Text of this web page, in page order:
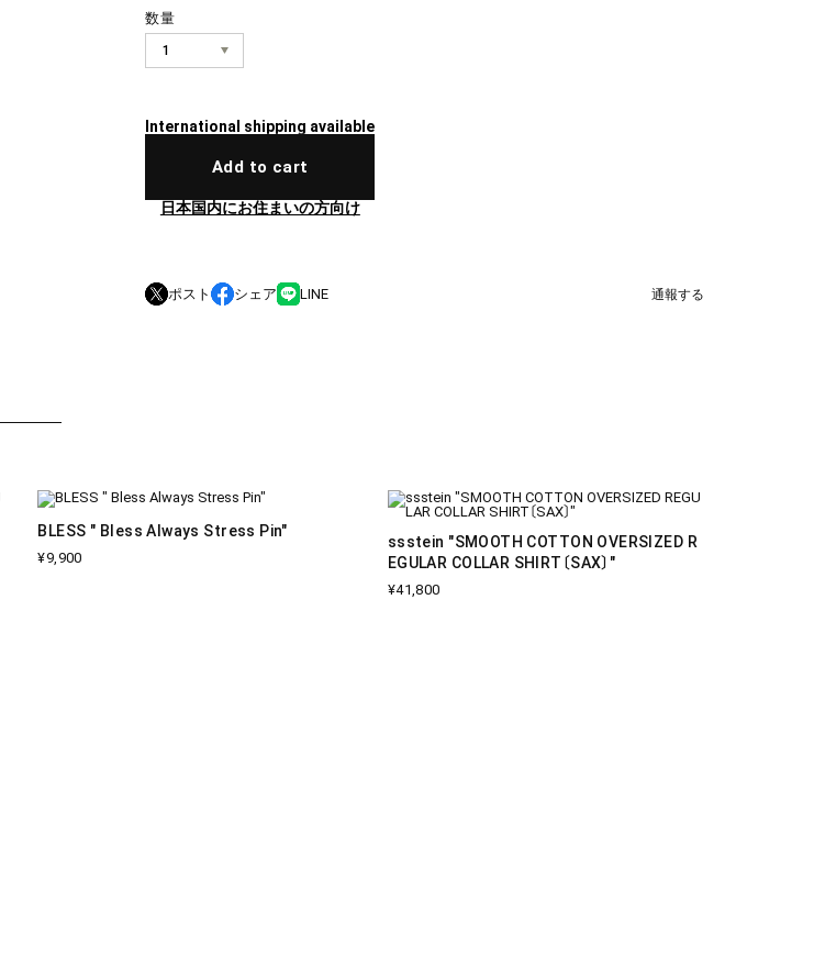
数量
International shipping available
Add to cart
日本国内にお住まいの方向け
ポスト シェア LINE 通報する
BLESS " Bless Always Stress Pin"
¥9,900
ssstein "SMOOTH COTTON OVERSIZED R
EGULAR COLLAR SHIRT〔SAX〕"
¥41,800